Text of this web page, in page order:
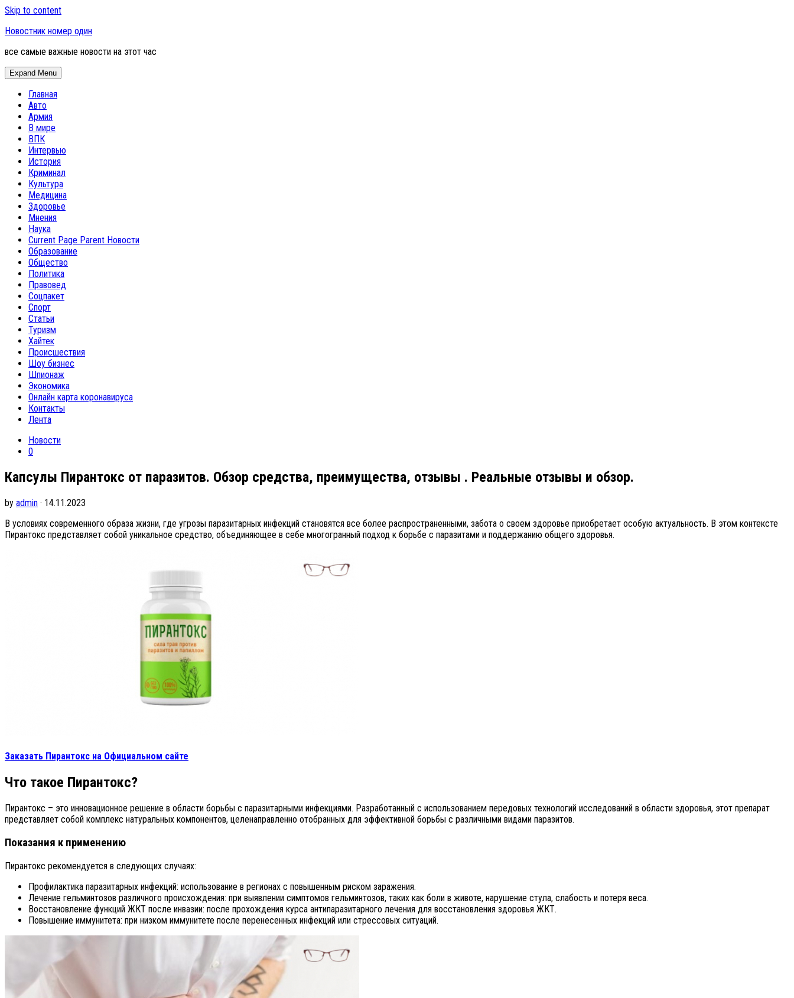
Skip to content
Новостник номер один
все самые важные новости на этот час
Expand Menu
Главная
Авто
Армия
В мире
ВПК
Интервью
История
Криминал
Культура
Медицина
Здоровье
Мнения
Наука
Current Page Parent Новости
Образование
Общество
Политика
Правовед
Соцпакет
Спорт
Статьи
Туризм
Хайтек
Происшествия
Шоу бизнес
Шпионаж
Экономика
Онлайн карта коронавируса
Контакты
Лента
Новости
0
Капсулы Пирантокс от паразитов. Обзор средства, преимущества, отзывы . Реальные отзывы и обзор.
by admin · 14.11.2023
В условиях современного образа жизни, где угрозы паразитарных инфекций становятся все более распространенными, забота о своем здоровье приобретает особую актуальность. В этом контексте
Пирантокс представляет собой уникальное средство, объединяющее в себе многогранный подход к борьбе с паразитами и поддержанию общего здоровья.
Заказать Пирантокс на Официальном сайте
Что такое Пирантокс?
Пирантокс – это инновационное решение в области борьбы с паразитарными инфекциями. Разработанный с использованием передовых технологий исследований в области здоровья, этот препарат
представляет собой комплекс натуральных компонентов, целенаправленно отобранных для эффективной борьбы с различными видами паразитов.
Показания к применению
Пирантокс рекомендуется в следующих случаях:
Профилактика паразитарных инфекций: использование в регионах с повышенным риском заражения.
Лечение гельминтозов различного происхождения: при выявлении симптомов гельминтозов, таких как боли в животе, нарушение стула, слабость и потеря веса.
Восстановление функций ЖКТ после инвазии: после прохождения курса антипаразитарного лечения для восстановления здоровья ЖКТ.
Повышение иммунитета: при низком иммунитете после перенесенных инфекций или стрессовых ситуаций.